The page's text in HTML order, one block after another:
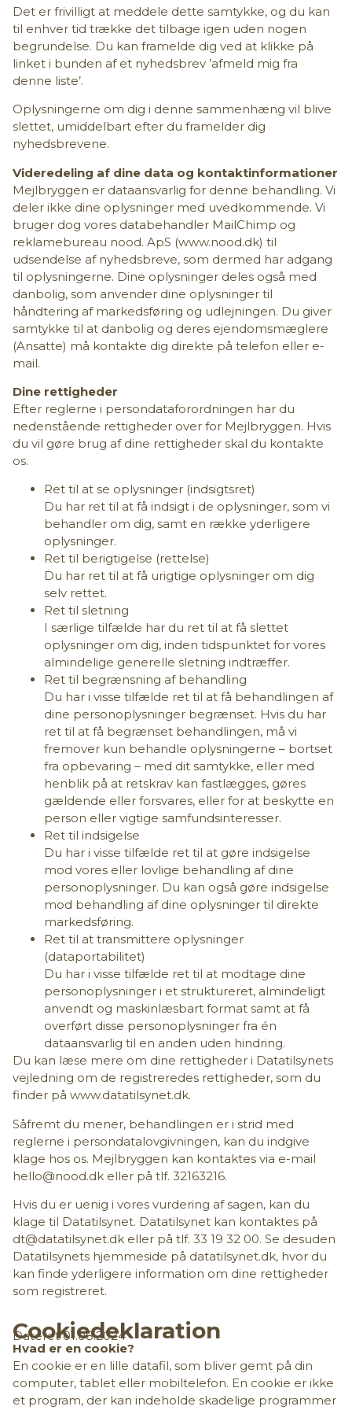
Det er frivilligt at meddele dette samtykke, og du kan
til enhver tid trække det tilbage igen uden nogen
begrundelse. Du kan framelde dig ved at klikke på
linket i bunden af et nyhedsbrev ’afmeld mig fra
denne liste’.
Oplysningerne om dig i denne sammenhæng vil blive
slettet, umiddelbart efter du framelder dig
nyhedsbrevene.
Videredeling af dine data og kontaktinformationer
Mejlbryggen er dataansvarlig for denne behandling. Vi
deler ikke dine oplysninger med uvedkommende. Vi
bruger dog vores databehandler MailChimp og
reklamebureau nood. ApS (www.nood.dk) til
udsendelse af nyhedsbreve, som dermed har adgang
til oplysningerne. Dine oplysninger deles også med
danbolig, som anvender dine oplysninger til
håndtering af markedsføring og udlejningen. Du giver
samtykke til at danbolig og deres ejendomsmæglere
(Ansatte) må kontakte dig direkte på telefon eller e-
mail.
Dine rettigheder
Efter reglerne i persondataforordningen har du
nedenstående rettigheder over for Mejlbryggen. Hvis
du vil gøre brug af dine rettigheder skal du kontakte
os.
Ret til at se oplysninger (indsigtsret)
Du har ret til at få indsigt i de oplysninger, som vi
behandler om dig, samt en række yderligere
oplysninger.
Ret til berigtigelse (rettelse)
Du har ret til at få urigtige oplysninger om dig
selv rettet.
Ret til sletning
I særlige tilfælde har du ret til at få slettet
oplysninger om dig, inden tidspunktet for vores
almindelige generelle sletning indtræffer.
Ret til begrænsning af behandling
Du har i visse tilfælde ret til at få behandlingen af
dine personoplysninger begrænset. Hvis du har
ret til at få begrænset behandlingen, må vi
fremover kun behandle oplysningerne – bortset
fra opbevaring – med dit samtykke, eller med
henblik på at retskrav kan fastlægges, gøres
gældende eller forsvares, eller for at beskytte en
person eller vigtige samfundsinteresser.
Ret til indsigelse
Du har i visse tilfælde ret til at gøre indsigelse
mod vores eller lovlige behandling af dine
personoplysninger. Du kan også gøre indsigelse
mod behandling af dine oplysninger til direkte
markedsføring.
Ret til at transmittere oplysninger
(dataportabilitet)
Du har i visse tilfælde ret til at modtage dine
personoplysninger i et struktureret, almindeligt
anvendt og maskinlæsbart format samt at få
overført disse personoplysninger fra én
dataansvarlig til en anden uden hindring.
Du kan læse mere om dine rettigheder i Datatilsynets
vejledning om de registreredes rettigheder, som du
finder på www.datatilsynet.dk.
Såfremt du mener, behandlingen er i strid med
reglerne i persondatalovgivningen, kan du indgive
klage hos os. Mejlbryggen kan kontaktes via e-mail
hello@nood.dk eller på tlf. 32163216.
Hvis du er uenig i vores vurdering af sagen, kan du
klage til Datatilsynet. Datatilsynet kan kontaktes på
dt@datatilsynet.dk eller på tlf. 33 19 32 00. Se desuden
Datatilsynets hjemmeside på datatilsynet.dk, hvor du
kan finde yderligere information om dine rettigheder
som registreret.
Cookiedeklaration
Dateret 01.08.2024
Hvad er en cookie?
En cookie er en lille datafil, som bliver gemt på din
computer, tablet eller mobiltelefon. En cookie er ikke
et program, der kan indeholde skadelige programmer